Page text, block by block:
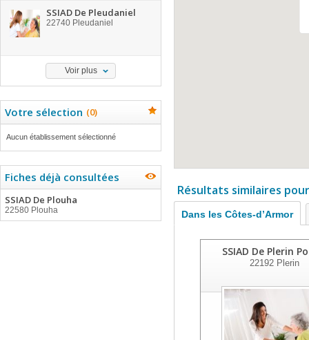
SSIAD De Pleudaniel
22740 Pleudaniel
Voir plus
Votre sélection (0)
Aucun établissement sélectionné
Fiches déjà consultées
SSIAD De Plouha
22580 Plouha
Résultats similaires
Dans les Côtes-d’Armor
SSIAD De Plerin
22192Plerin